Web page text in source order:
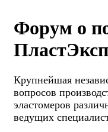
Форум о
Крупнейшая
вопросов
эластомеров
ведущих